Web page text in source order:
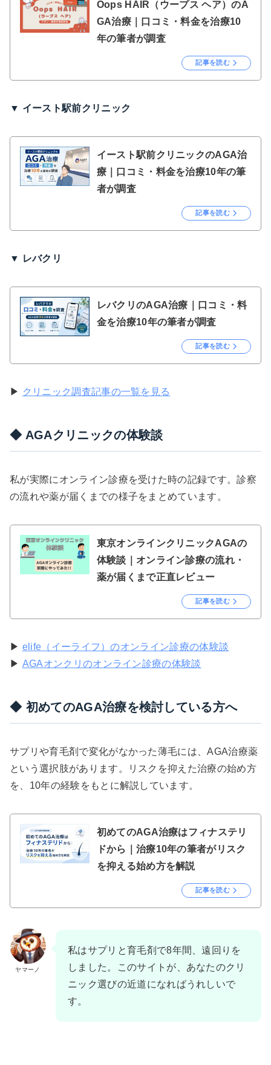
Oops HAIR（ウープス ヘア）のA
GA治療｜口コミ・料金を治療10
年の筆者が調査
記事を読む
▼ イースト駅前クリニック
イースト駅前クリニックのAGA治
療｜口コミ・料金を治療10年の筆
者が調査
記事を読む
▼ レバクリ
レバクリのAGA治療｜口コミ・料
金を治療10年の筆者が調査
記事を読む
▶ クリニック調査記事の一覧を見る
◆ AGAクリニックの体験談
私が実際にオンライン診療を受けた時の記録です。診察
の流れや薬が届くまでの様子をまとめています。
東京オンラインクリニックAGAの
体験談｜オンライン診療の流れ・
薬が届くまで正直レビュー
記事を読む
▶ elife（イーライフ）のオンライン診療の体験談
▶ AGAオンクリのオンライン診療の体験談
◆ 初めてのAGA治療を検討している方へ
サプリや育毛剤で変化がなかった薄毛には、AGA治療薬
という選択肢があります。リスクを抑えた治療の始め方
を、10年の経験をもとに解説しています。
初めてのAGA治療はフィナステリ
ドから｜治療10年の筆者がリスク
を抑える始め方を解説
記事を読む
ヤマーノ
私はサプリと育毛剤で8年間、遠回りを
しました。このサイトが、あなたのクリ
ニック選びの近道になればうれしいで
す。